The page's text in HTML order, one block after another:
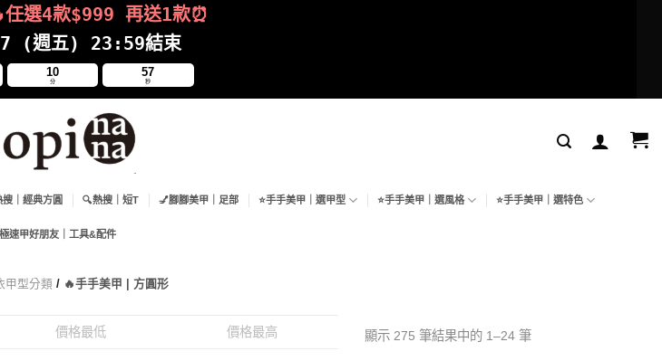
任選4款$999 再送1款⏰
(週五) 23:59結束
10
分
56
秒
搜｜經典方圓 🔍熱搜｜短T 💅腳腳美甲｜足部 ⭐手手美甲｜選甲型 ⭐手手美甲｜選風格 ⭐手手美甲｜選特色
速甲好朋友｜工具&配件
甲型分類 / 🔥手手美甲 | 方圓形
價格最低 價格最高 顯示 275 筆結果中的 1–24 筆